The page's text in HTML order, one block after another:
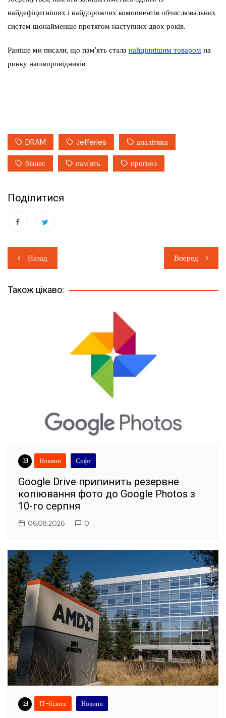
найдефіцитніших і найдорожчих компонентів обчислювальних
систем щонайменше протягом наступних двох років.
Раніше ми писали, що пам’ять стала найціннішим товаром на
ринку напівпровідників.
DRAM Jefferies аналітика
бізнес пам'ять прогноз
Поділитися
Навігація
записів
Назад Вперед
Також цікаво:
Новини Софт
Google Drive припинить резервне
копіювання фото до Google Photos з
10-го серпня
06.08.2026 0
ІТ-бізнес Новини